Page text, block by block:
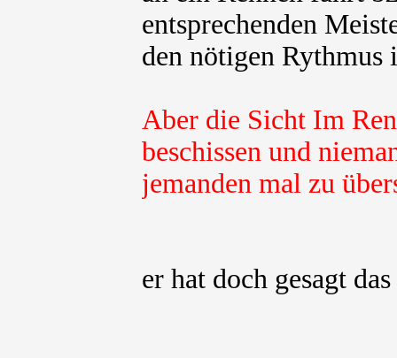
entsprechenden
den nötigen Rythmus
Aber die Sicht Im
beschissen und
jemanden mal zu
er hat doch gesagt